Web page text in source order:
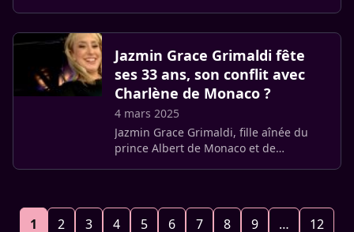
Jazmin Grace Grimaldi fête
ses 33 ans, son conflit avec
Charlène de Monaco ?
4 mars 2025
Jazmin Grace Grimaldi, fille aînée du
prince Albert de Monaco et de
1 2 3 4 5 6 7 8 9 … 12